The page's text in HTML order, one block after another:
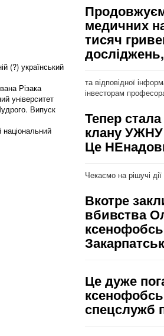
(?) український
Різака
університет
Випуск
медичних
тисяч
та відповідної
інвесторам
Тепер
клану УЖНУ:
Це
Чекаємо на рішучі
Вкотре
вбивства
Це дуже
спецслужб